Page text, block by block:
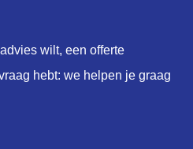
wilt, een offerte
hebt: we helpen je graag